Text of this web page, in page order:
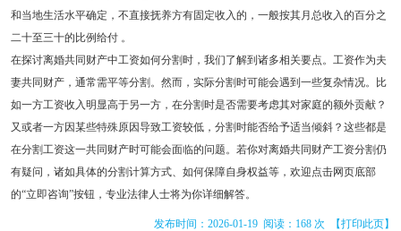
和当地生活水平确定，不直接抚养方有固定收入的，一般按其月总收入的百分之
二十至三十的比例给付 。
在探讨离婚共同财产中工资如何分割时，我们了解到诸多相关要点。工资作为夫
妻共同财产，通常需平等分割。然而，实际分割时可能会遇到一些复杂情况。比
如一方工资收入明显高于另一方，在分割时是否需要考虑其对家庭的额外贡献？
又或者一方因某些特殊原因导致工资较低，分割时能否给予适当倾斜？这些都是
在分割工资这一共同财产时可能会面临的问题。若你对离婚共同财产工资分割仍
有疑问，诸如具体的分割计算方式、如何保障自身权益等，欢迎点击网页底部
的“立即咨询”按钮，专业法律人士将为你详细解答。
发布时间：2026-01-19 阅读：168 次 【打印此页】